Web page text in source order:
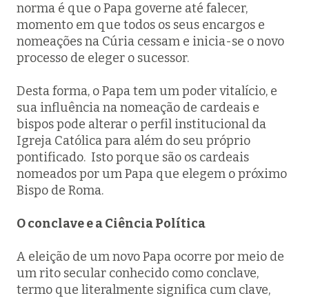
norma é que o Papa governe até falecer,
momento em que todos os seus encargos e
nomeações na Cúria cessam e inicia-se o novo
processo de eleger o sucessor.
Desta forma, o Papa tem um poder vitalício, e
sua influência na nomeação de cardeais e
bispos pode alterar o perfil institucional da
Igreja Católica para além do seu próprio
pontificado. Isto porque são os cardeais
nomeados por um Papa que elegem o próximo
Bispo de Roma.
O conclave e a Ciência Política
A eleição de um novo Papa ocorre por meio de
um rito secular conhecido como conclave,
termo que literalmente significa cum clave,